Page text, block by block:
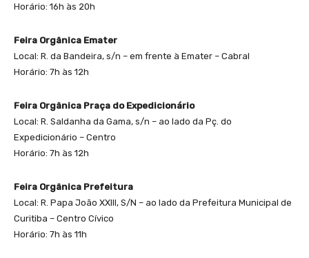
Horário: 16h às 20h
Feira Orgânica Emater
Local: R. da Bandeira, s/n – em frente à Emater – Cabral
Horário: 7h às 12h
Feira Orgânica Praça do Expedicionário
Local: R. Saldanha da Gama, s/n – ao lado da Pç. do
Expedicionário – Centro
Horário: 7h às 12h
Feira Orgânica Prefeitura
Local: R. Papa João XXIII, S/N – ao lado da Prefeitura Municipal de
Curitiba – Centro Cívico
Horário: 7h às 11h